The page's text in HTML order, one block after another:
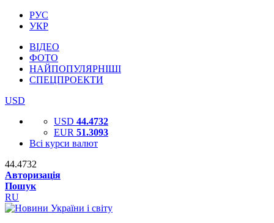
РУС
УКР
ВІДЕО
ФОТО
НАЙПОПУЛЯРНІШІ
СПЕЦПРОЕКТИ
USD
USD 44.4732
EUR 51.3093
Всі курси валют
44.4732
Авторизація
Пошук
RU